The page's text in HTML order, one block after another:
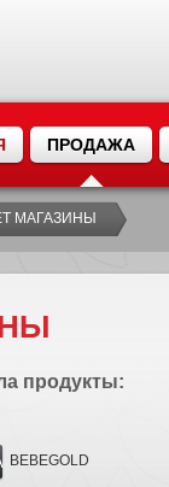
ПРОДАЖА
МАГАЗИНЫ
продукты:
BEBEGOLD